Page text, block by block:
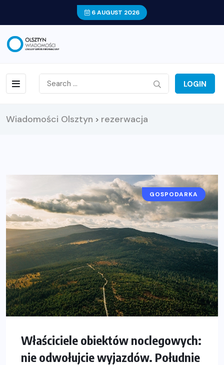
6 AUGUST 2026
LOGIN
Wiadomości Olsztyn > rezerwacja
GOSPODARKA
Właściciele obiektów noclegowych:
nie odwołujcie wyjazdów. Południe